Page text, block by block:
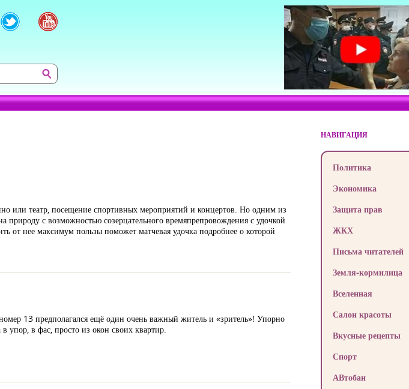
или театр, посещение спортивных мероприятий и концертов. Но одним из
с возможностью созерцательного времяпрепровождения с удочкой
от нее максимум пользы поможет матчевая удочка подробнее о которой
13 предполагался ещё один очень важный житель и «зритель»! Упорно
упор, в фас, просто из окон своих квартир.
НАВИГАЦИЯ
Политика
Экономика
Защита прав
ЖКХ
Письма читателей
Земля-кормилица
Вселенная
Салон красоты
Вкусные рецепты
Спорт
АВтобан